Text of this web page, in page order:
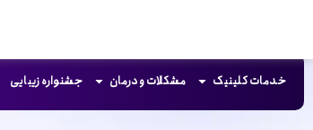
خدمات کلینیک مشکلات و درمان جشنواره زیبایی